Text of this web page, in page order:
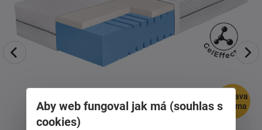
doprava
zdarma
Aby web fungoval jak má (souhlas s
cookies)